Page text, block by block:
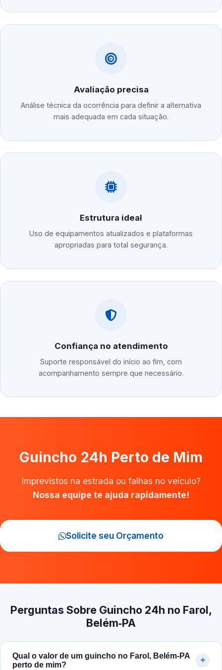
Avaliação precisa
Análise técnica da ocorrência para definir a alternativa
mais adequada em cada situação.
Estrutura ideal
Uso de equipamentos atualizados e plataformas
apropriadas para total segurança.
Confiança no atendimento
Suporte responsável do início ao fim, com
acompanhamento sempre que necessário.
Guincho 24h Perto de Mim
Imprevistos na estrada ou falhas no veículo?
Nossa equipe te ajuda rapidamente!
Solicite seu Orçamento
Perguntas Sobre Guincho 24h no Farol,
Belém‑PA
Qual o valor de um guincho no Farol, Belém‑PA
perto de mim?